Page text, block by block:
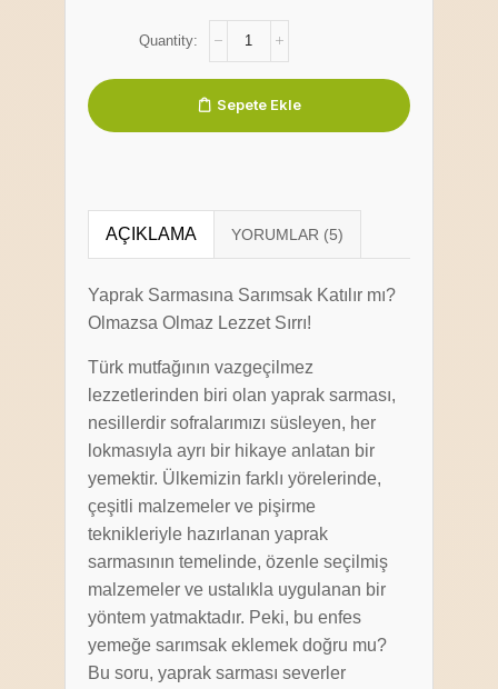
Sepete Ekle
AÇIKLAMA
Yaprak Sarmasına Sarımsak Katılır mı?
Olmazsa Olmaz Lezzet Sırrı!
Türk mutfağının vazgeçilmez
lezzetlerinden biri olan yaprak sarması,
nesillerdir sofralarımızı süsleyen, her
lokmasıyla ayrı bir hikaye anlatan bir
yemektir. Ülkemizin farklı yörelerinde,
çeşitli malzemeler ve pişirme
teknikleriyle hazırlanan yaprak
sarmasının temelinde, özenle seçilmiş
malzemeler ve ustalıkla uygulanan bir
yöntem yatmaktadır. Peki, bu enfes
yemeğe sarımsak eklemek doğru mu?
Bu soru, yaprak sarması severler